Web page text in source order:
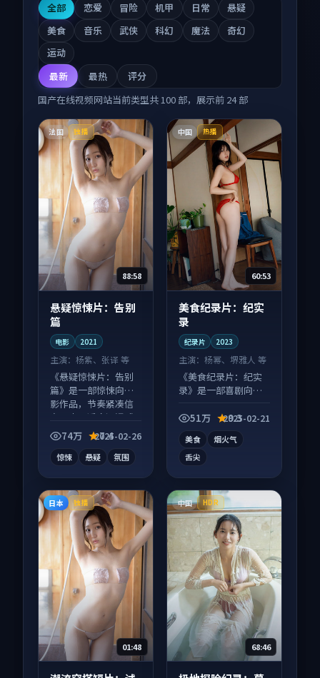
全部 恋爱 冒险 机甲 日常
悬疑
美食
音乐 武侠 科幻 魔法
奇幻
运动
最新
最热
评分
国产在线视频网站当前类型共100 部，展示前 24部
法国 独播
88:58
悬疑惊悚片：告别
篇
电影 2021
主演： 杨紫、张译 等
《悬疑惊悚片：告别
篇》是一部惊悚向电
影作品，节奏紧凑信
息量大，适合沉浸式
追看。
74万 7.4
2025-02-26
惊悚 悬疑 氛围
中国 热播
60:53
美食纪录片：纪实
录
纪录片 2023
主演：杨幂、堺雅人 等
《美食纪录片：纪实
录》是一部喜剧向纪
长为内核，情感戏份
51万 9.3
2025-02-21
美食
烟火气
舌尖
日本 独播
01:48
中国 HDR
68:46